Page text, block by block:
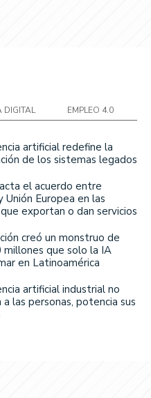
DIGITAL EMPLEO 4.0
artificial redefine la
de los sistemas legados
el acuerdo entre
Unión Europea en las
exportan o dan servicios
creó un monstruo de
millones que solo la IA
en Latinoamérica
artificial industrial no
las personas, potencia sus